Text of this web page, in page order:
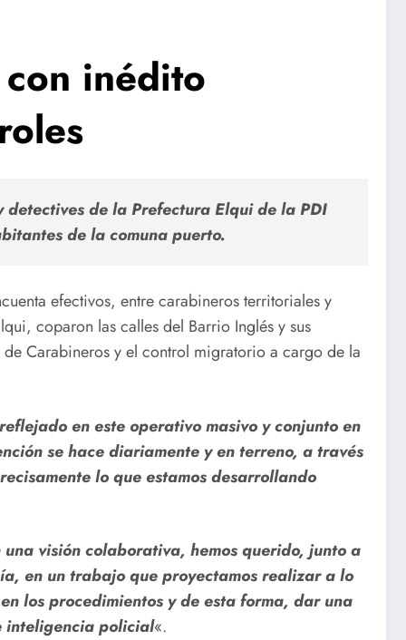
inédito
de la Prefectura Elqui de la PDI
de la comuna puerto.
efectivos, entre carabineros territoriales y
coparon las calles del Barrio Inglés y sus
Carabineros y el control migratorio a cargo de la
en este operativo masivo y conjunto en
se hace diariamente y en terreno, a través
lo que estamos desarrollando
una visión colaborativa, hemos querido, junto a
en un trabajo que proyectamos realizar a lo
los procedimientos y de esta forma, dar una
inteligencia policial«.